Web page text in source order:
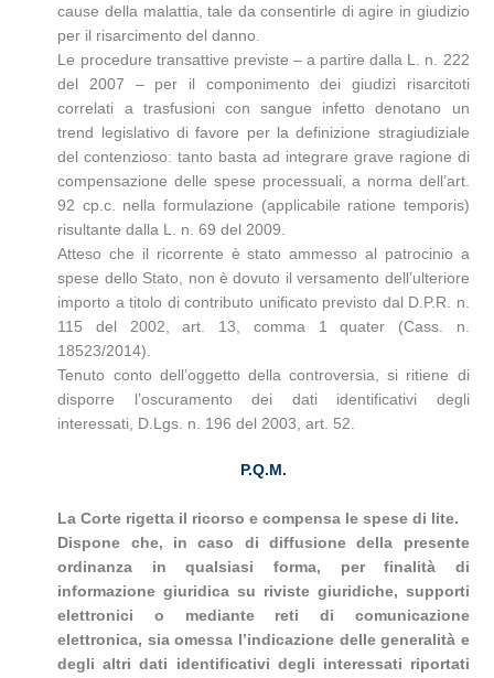
cause della malattia, tale da consentirle di agire in giudizio
per il risarcimento del danno.
Le procedure transattive previste – a partire dalla L. n. 222
del 2007 – per il componimento dei giudizi risarcitoti
correlati a trasfusioni con sangue infetto denotano un
trend legislativo di favore per la definizione stragiudiziale
del contenzioso: tanto basta ad integrare grave ragione di
compensazione delle spese processuali, a norma dell’art.
92 cp.c. nella formulazione (applicabile ratione temporis)
risultante dalla L. n. 69 del 2009.
Atteso che il ricorrente è stato ammesso al patrocinio a
spese dello Stato, non è dovuto il versamento dell’ulteriore
importo a titolo di contributo unificato previsto dal D.P.R. n.
115 del 2002, art. 13, comma 1 quater (Cass. n.
18523/2014).
Tenuto conto dell’oggetto della controversia, si ritiene di
disporre l’oscuramento dei dati identificativi degli
interessati, D.Lgs. n. 196 del 2003, art. 52.
P.Q.M.
La Corte rigetta il ricorso e compensa le spese di lite.
Dispone che, in caso di diffusione della presente
ordinanza in qualsiasi forma, per finalità di
informazione giuridica su riviste giuridiche, supporti
elettronici o mediante reti di comunicazione
elettronica, sia omessa l’indicazione delle generalità e
degli altri dati identificativi degli interessati riportati